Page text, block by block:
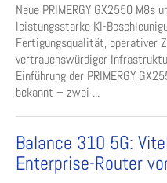
Neue PRIMERGY GX2550 M8s
leistungsstarke KI-
Fertigungsqualität, operativer
vertrauenswürdiger
Einführung der PRIMERGY
bekannt – zwei ...
Balance 310 5G:
Enterprise-Router